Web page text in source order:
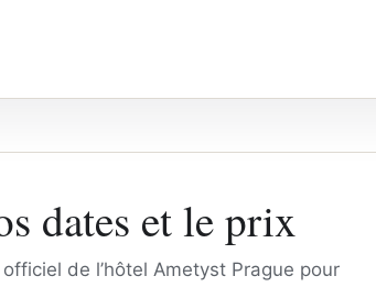
dates et le prix
de l’hôtel Ametyst Prague pour